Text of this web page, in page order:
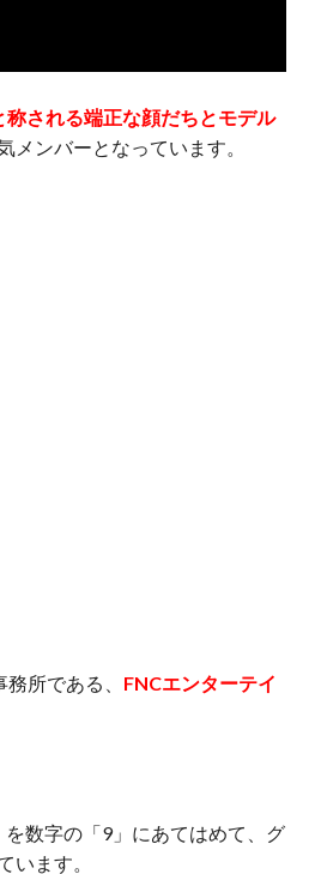
称される端正な顔だちとモデル
ンバーとなっています。
所である、 FNCエンターテイ
を数字の「9」にあてはめて、グ
います。